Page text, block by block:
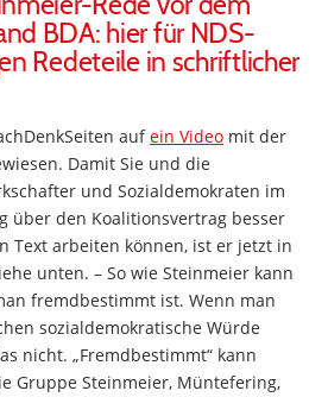
BDA: hier für NDS-
Redeteile in schriftlicher
aufein Video mit der
Damit Sie und die
und Sozialdemokraten im
über den Koalitionsvertrag besser
Text arbeiten können, ist er jetzt in
unten. – So wie Steinmeier kann
fremdbestimmt ist. Wenn man
sozialdemokratische Würde
nicht. „Fremdbestimmt“ kann
Gruppe Steinmeier, Müntefering,